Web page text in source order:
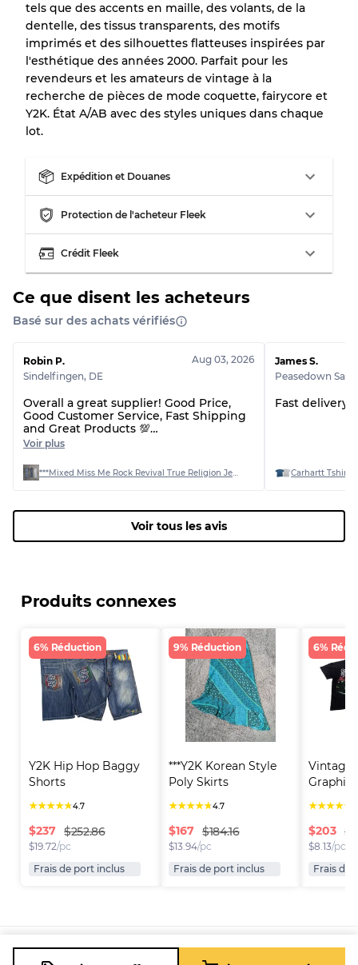
Qualité APresque neuf, usure légère
Qualité B Peu utilisé
Usure visible avec taches
Répartition pour ratios mixtes
Qualité AB
Qualité BC
60% B, 40% C
Qualité ABC
30% A, 40% B, 30% C
tels que des accents en maille, des volants, de la
dentelle, des tissus transparents, des motifs
imprimés et des silhouettes flatteuses inspirées par
l'esthétique des années 2000. Parfait pour les
revendeurs et les amateurs de vintage à la
recherche de pièces de mode coquette, fairycore et
Y2K. État A/AB avec des styles uniques dans chaque
lot.
Expédition et Douanes
Protection de l'acheteur Fleek
Crédit Fleek
Ce que disent les acheteurs
Basé sur des achats vérifiés
Robin P.
Sindelfingen, DE
Aug 03, 2026
Overall a great supplier! Good Price,
Good Customer Service, Fast Shipping
and Great Products 💯
I recommend this Supplier! I will order
again! 📦
Voir plus
James S.
Peasedown
Fast delivery
Carhartt Tshirts
Voir tous les avis
Produits connexes
6% Réduction
Y2K Hip Hop Baggy
Shorts
★★★★★4.7
$237 $252.86
$19.72/pc
Frais de port inclus
9% Réduction
***Y2K Korean Style
Poly Skirts
★★★★★4.7
$167 $184.16
$13.94/pc
Frais de port inclus
6%
Vintage
Graphic
★★★★★
$203
$8.13/pc
Frais de
Plateforme Entreprise